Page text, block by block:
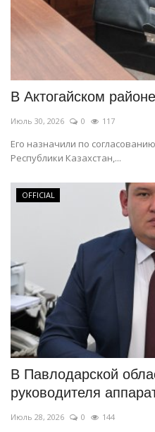
В Актогайском
Июль 30, 2026 0 117
Его назначили по
Республики Казахстан,...
OFFICIAL
В Павлодарской
руководителя
Июль 28, 2026 0 144